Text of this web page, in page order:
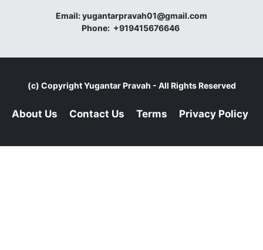
Email:yugantarpravah01@gmail.com
Phone: +919415676646
(c) CopyrightYugantar Pravah - All Rights Reserved
About Us Contact Us Terms Privacy Policy